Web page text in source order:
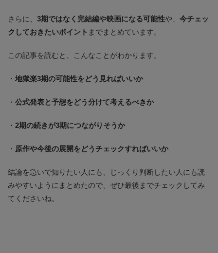
さらに、 3期ではなく完結編や映画になる可能性や、 今チェッ
クしておきたいポイント までまとめています。
この記事を読むと、こんなことがわかります。
・ 地獄楽3期の可能性をどう見ればいいか
・ 公式発表と予想をどう分けて考えるべきか
・ 2期の続きが3期につながりそうか
・ 原作や今後の展開をどうチェックすればいいか
結論を急いで知りたい人にも、じっくり判断したい人にも読
みやすいようにまとめたので、ぜひ最後までチェックしてみ
てくださいね。